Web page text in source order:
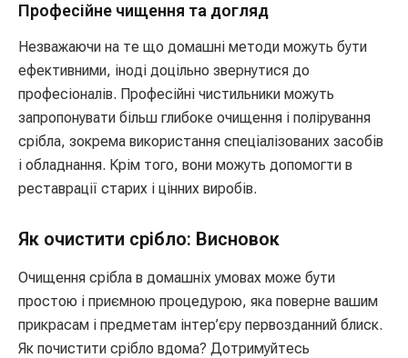
Професійне чищення та догляд
Незважаючи на те що домашні методи можуть бути
ефективними, іноді доцільно звернутися до
професіоналів. Професійні чистильники можуть
запропонувати більш глибоке очищення і полірування
срібла, зокрема використання спеціалізованих засобів
і обладнання. Крім того, вони можуть допомогти в
реставрації старих і цінних виробів.
Як очистити срібло: Висновок
Очищення срібла в домашніх умовах може бути
простою і приємною процедурою, яка поверне вашим
прикрасам і предметам інтер’єру первозданний блиск.
Як почистити срібло вдома? Дотримуйтесь